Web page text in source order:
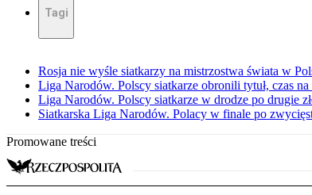
Tagi
Rosja nie wyśle siatkarzy na mistrzostwa świata w
Liga Narodów. Polscy siatkarze obronili tytuł, czas
Liga Narodów. Polscy siatkarze w drodze po drugie
Siatkarska Liga Narodów. Polacy w finale po
Promowane treści